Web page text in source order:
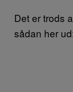
Det er trods
sådan her